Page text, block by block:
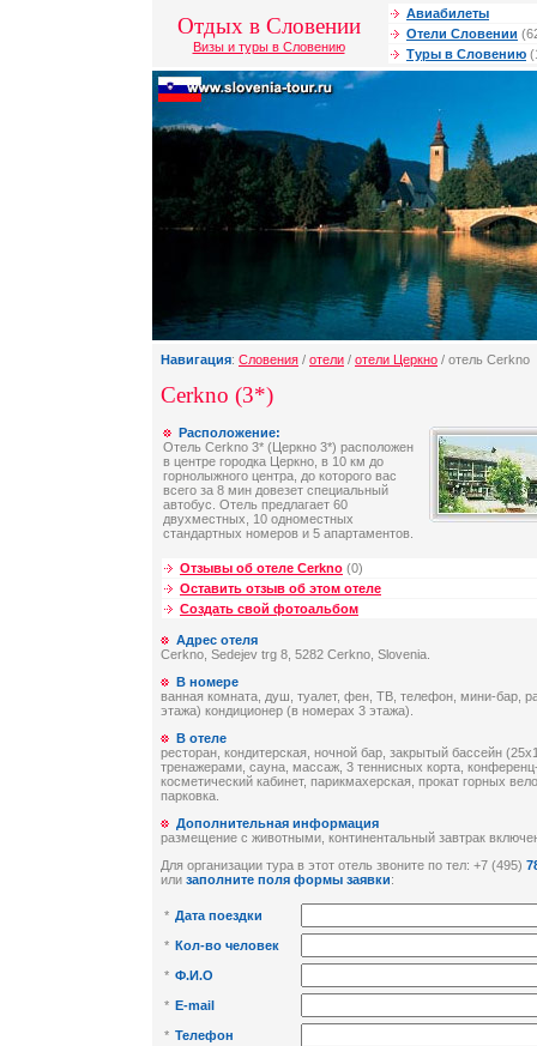
Отдых в Словении
Визы и туры в Словению
Авиабилеты
Отели Словении
Туры в Словению
Навигация: Словения / отели / отели Церкно / отель Cerkno
Cerkno (3*)
Расположение:
Отель Cerkno 3* (Церкно 3*) расположен
в центре городка Церкно, в 10 км до
горнолыжного центра, до которого вас
всего за 8 мин довезет специальный
автобус. Отель предлагает 60
двухместных, 10 одноместных
стандартных номеров и 5 апартаментов.
Отзывы об отеле Cerkno (0)
Оставить отзыв об этом отеле
Создать свой фотоальбом
Адрес отеля
Cerkno, Sedejev trg 8, 5282 Cerkno, Slovenia.
В номере
ванная комната, душ, туалет, фен, ТВ, телефон, мини-бар,
этажа) кондиционер (в номерах 3 этажа).
В отеле
ресторан, кондитерская, ночной бар, закрытый бассейн
тренажерами, сауна, массаж, 3 теннисных корта,
косметический кабинет, парикмахерская, прокат горных
парковка.
Дополнительная информация
размещение с животными, континентальный завтрак
Для организации тура в этот отель звоните по тел: +7 (495)
или заполните поля формы заявки:
* Дата поездки
* Кол-во человек
* Ф.И.О
* E-mail
* Телефон